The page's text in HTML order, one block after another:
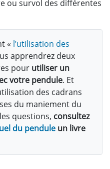
ou survol des différentes
« l’utilisation des
apprendrez deux
pour utiliser un
votre pendule. Et
des cadrans
du maniement du
questions, consultez
du pendule un livre